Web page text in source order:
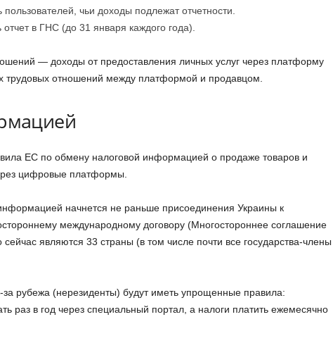
чьи доходы подлежат отчетности.
в ГНС (до 31 января каждого года).
— доходы от предоставления личных услуг через платформу
трудовых отношений между платформой и продавцом.
ЕС по обмену налоговой информацией о продаже товаров и
цифровые платформы.
начнется не раньше присоединения Украины к
международному договору (Многостороннее соглашение
сейчас являются 33 страны (в том числе почти все государства-члены
рубежа (нерезиденты) будут иметь упрощенные правила:
раз в год через специальный портал, а налоги платить ежемесячно